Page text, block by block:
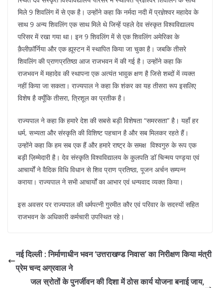
मिले 9 शिवलिंग में से एक है। उन्होंने कहा कि नर्मदा नदी में प्रज्ञेश्वर महादेव के
साथ 9 अन्य शिवलिंग एक साथ मिले थे जिन्हें पहले देव संस्कृत विश्वविद्यालय
परिसर में रखा गया था। इन 9 शिवलिंग में से एक शिवलिंग अमेरिका के
क़ैलीफ़ॉर्निया और एक ह्यूस्टन में स्थापित किया जा चुका है। जबकि तीसरे
शिवलिंग की प्राणप्रतिष्ठा आज राजभवन में की गई है। उन्होंने कहा कि
राजभवन में महादेव की स्थापना एक अत्यंत भावुक क्षण है जिसे शब्दों में व्यक्त
नहीं किया जा सकता। राज्यपाल ने कहा कि शंकर का यह तीसरा रूप इसलिए
विशेष है क्यूँकि तीसरा, त्रिशूल का प्रतीक है।
राज्यपाल ने कहा कि हमारे देश की सबसे बड़ी विशेषता “समरसता” है। यहाँ हर
धर्म, सभ्यता और संस्कृति की विशिष्ट पहचान है और सब मिलकर रहते हैं।
उन्होंने कहा कि हम सब एक हैं और हमारे राष्ट्र के समक्ष विश्वगुरु के रूप एक
बड़ी ज़िम्मेदारी है। देव संस्कृति विश्वविद्यालय के कुलपति डॉ चिन्मय पण्ड्या एवं
आचार्यों ने वैदिक विधि विधान से शिव प्राण प्रतिष्ठा, पूजन अर्चन सम्पन्न
कराया। राज्यपाल ने सभी आचार्यों का आभार एवं धन्यवाद व्यक्त किया।
इस अवसर पर राज्यपाल की धर्मपत्नी गुरमीत कौर एवं परिवार के सदस्यों सहित
राजभवन के अधिकारी कर्मचारी उपस्थित रहे।
नई दिल्ली : निर्माणाधीन भवन ‘उत्तराखण्ड निवास’ का निरीक्षण किया मंत्री
प्रेम चन्द अग्रवाल ने
जल स्रोतों के पुनर्जीवन की दिशा में ठोस कार्य योजना बनाई जाय,